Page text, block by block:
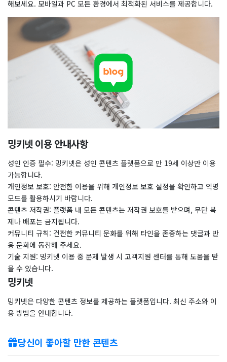
해보세요. 모바일과 PC 모든 환경에서 최적화된 서비스를 제공합니다.
밍키넷 이용 안내사항
성인 인증 필수: 밍키넷은 성인 콘텐츠 플랫폼으로 만 19세 이상만 이용
가능합니다.
개인정보 보호: 안전한 이용을 위해 개인정보 보호 설정을 확인하고 익명
모드를 활용하시기 바랍니다.
콘텐츠 저작권: 플랫폼 내 모든 콘텐츠는 저작권 보호를 받으며, 무단 복
제나 배포는 금지됩니다.
커뮤니티 규칙: 건전한 커뮤니티 문화를 위해 타인을 존중하는 댓글과 반
응 문화에 동참해 주세요.
기술 지원: 밍키넷 이용 중 문제 발생 시 고객지원 센터를 통해 도움을 받
을 수 있습니다.
밍키넷
밍키넷은 다양한 콘텐츠 정보를 제공하는 플랫폼입니다. 최신 주소와 이
용 방법을 안내합니다.
당신이 좋아할 만한 콘텐츠